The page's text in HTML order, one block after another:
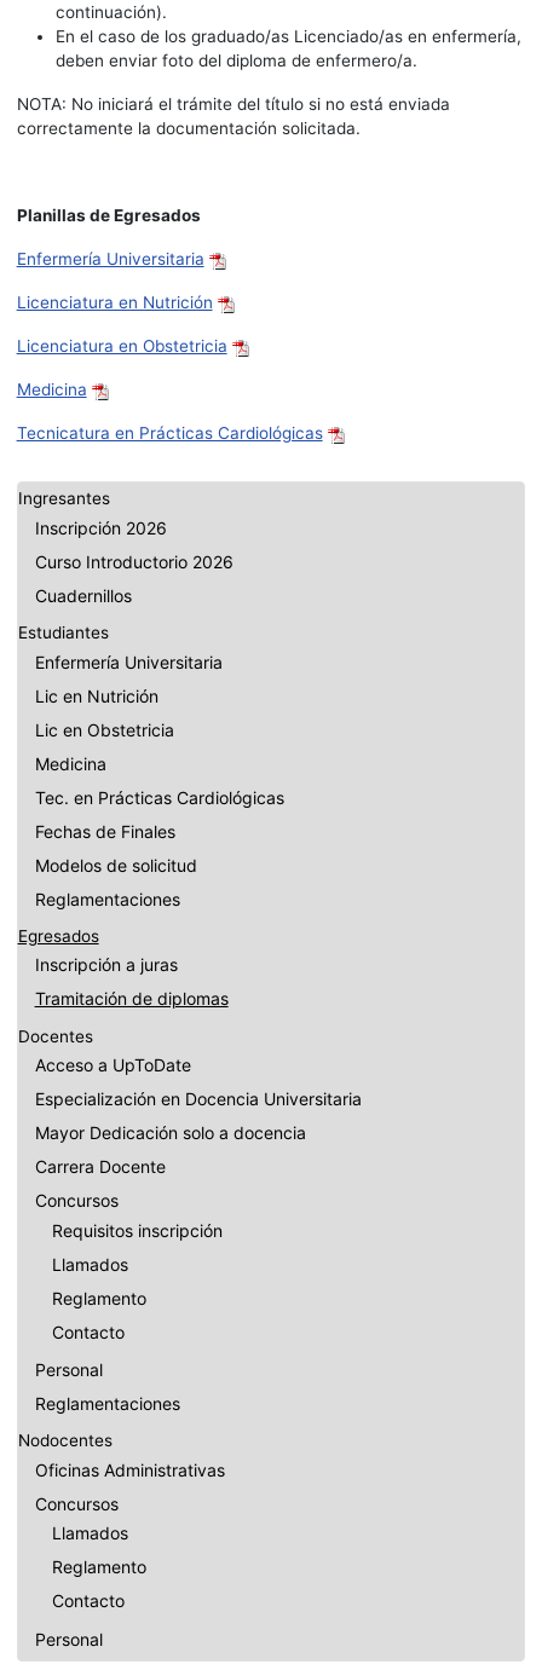
Ingresantes
Inscripción 2026
Curso Introductorio 2026
Cuadernillos
Estudiantes
Enfermería Universitaria
Lic en Nutrición
Lic en Obstetricia
Medicina
Tec. en Prácticas Cardiológicas
Fechas de Finales
Modelos de solicitud
Reglamentaciones
Egresados
Inscripción a juras
Tramitación de diplomas
Docentes
Acceso a UpToDate
Especialización en Docencia Universitaria
Mayor Dedicación solo a docencia
Carrera Docente
Concursos
Requisitos inscripción
Llamados
Reglamento
Contacto
Personal
Reglamentaciones
Nodocentes
Oficinas Administrativas
Concursos
Llamados
Reglamento
Contacto
Personal
continuación).
En el caso de los graduado/as Licenciado/as en enfermería,
deben enviar foto del diploma de enfermero/a.
NOTA: No iniciará el trámite del título si no está enviada
correctamente la documentación solicitada.
Planillas de Egresados
Enfermería Universitaria
Licenciatura en Nutrición
Licenciatura en Obstetricia
Medicina
Tecnicatura en Prácticas Cardiológicas